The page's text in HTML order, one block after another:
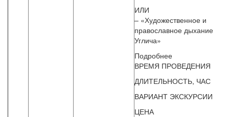
ИЛИ
– «Художественное и
православное дыхание
Углича»
Подробнее
ВРЕМЯ ПРОВЕДЕНИЯ
ДЛИТЕЛЬНОСТЬ, ЧАС
ВАРИАНТ ЭКСКУРСИИ
ЦЕНА